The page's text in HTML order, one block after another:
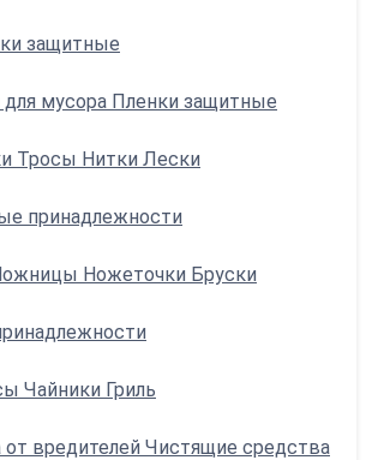
защитные
мусора Пленки защитные
Тросы Нитки Лески
принадлежности
Ножеточки Бруски
Чайники Гриль
от вредителей Чистящие средства